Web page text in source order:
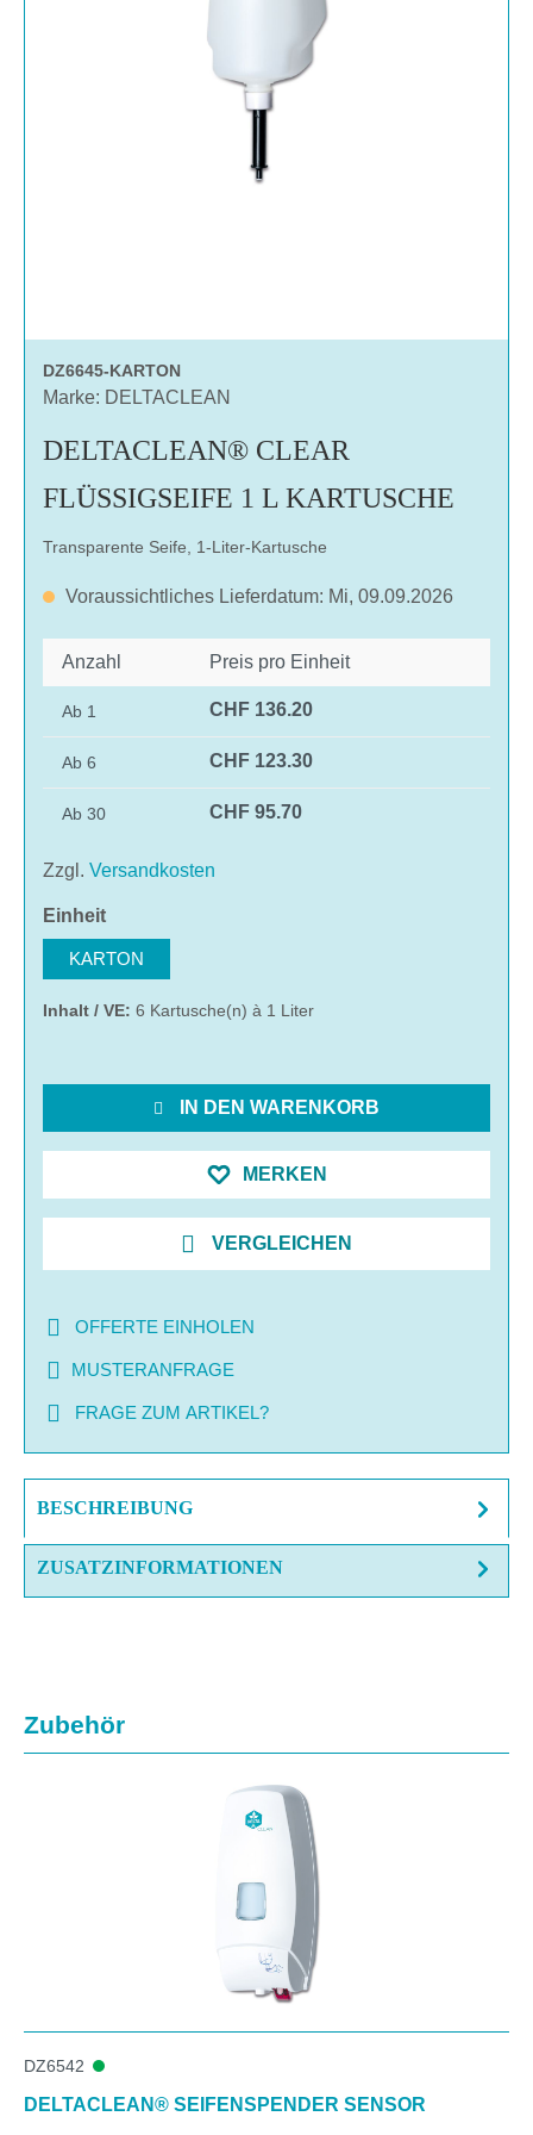
DZ6645-KARTON
Marke: DELTACLEAN
DELTACLEAN® CLEAR
FLÜSSIGSEIFE 1 L KARTUSCHE
Transparente Seife, 1-Liter-Kartusche
Voraussichtliches Lieferdatum: Mi, 09.09.2026
Anzahl Preis pro Einheit
Ab 1 CHF 136.20
Ab 6 CHF 123.30
Ab 30 CHF 95.70
Zzgl. Versandkosten
Einheitauswählen
KARTON
Inhalt / VE: 6 Kartusche(n) à 1 Liter
IN DEN WARENKORB
MERKEN
VERGLEICHEN
OFFERTE EINHOLEN
MUSTERANFRAGE
FRAGE ZUM ARTIKEL?
BESCHREIBUNG
ZUSATZINFORMATIONEN
Produktgalerie überspringen
Zubehör
DZ6542
DELTACLEAN® SEIFENSPENDER SENSOR